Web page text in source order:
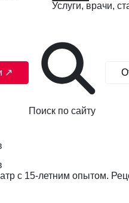
Услуги, врачи,
↗
Поиск по сайту
с 15-летним опытом.